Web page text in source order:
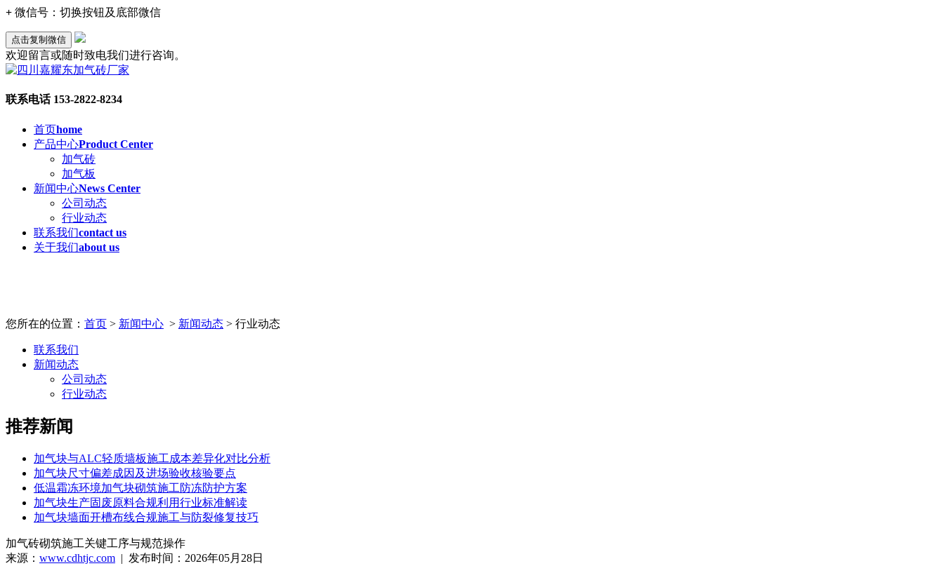
+ 微信号： 切换按钮及底部微信
点击复制微信
欢迎留言或随时致电我们进行咨询。
联系电话 153-2822-8234
首页home
产品中心Product Center
加气砖
加气板
新闻中心News Center
公司动态
行业动态
联系我们contact us
关于我们about us
您所在的位置： 首页 > 新闻中心 > 新闻动态 > 行业动态
联系我们
新闻动态
公司动态
行业动态
推荐新闻
加气块与ALC轻质墙板施工成本差异化对比分析
加气块尺寸偏差成因及进场验收核验要点
低温霜冻环境加气块砌筑施工防冻防护方案
加气块生产固废原料合规利用行业标准解读
加气块墙面开槽布线合规施工与防裂修复技巧
加气砖砌筑施工关键工序与规范操作
来源： www.cdhtjc.com | 发布时间：2026年05月28日